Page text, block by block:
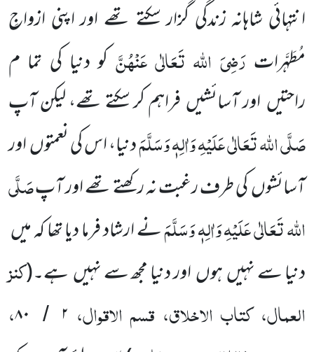
انتہائی شاہانہ زندگی گزار سکتے تھے اور اپنی ازواجِ
مُطَہَّرات رَضِیَ اللہ تَعَالٰی عَنْہُنَّ کو دنیا کی تما م
راحتیںاور آسائشیںفراہم کر سکتے تھے، لیکن آپ
صَلَّی اللہ تَعَالٰی عَلَیْہِ وَاٰلِہٖ وَسَلَّمَدنیا، اس کی نعمتوںاور
آسائشوںکی طرف رغبت نہ رکھتے تھے اور آپصَلَّی
اللہ تَعَالٰی عَلَیْہِ وَاٰلِہٖ وَسَلَّمَنے ارشاد فرما دیا تھا کہ میں
دنیا سے نہیںہوںاور دنیا مجھ سے نہیںہے۔(کنز
العمال، کتاب الاخلاق، قسم الاقوال، ۲ / ۸۰،